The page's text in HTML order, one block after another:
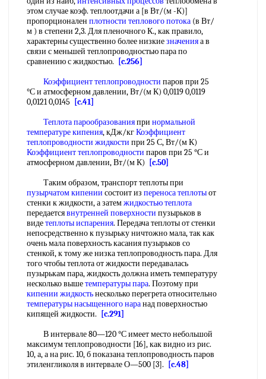
этом случае коэф. теплоотдачи а [в Вт/(м -К)]
пропорционален плотности теплового потока (в Вт/
м ) в степени 2,3. Для пленочного К., как правило,
характерны существенно более низкиезначенияа в
связи с меньшей теплопроводностью пара по
сравнению с жидкостью.
[c.256]
Коэффициент теплопроводности паров при 25
°С и атмосферном давлении, Вт/(м К) 0,0119 0,0119
0,0121 0,0145
[c.41]
Теплота парообразованияпри нормальной
температуре кипения, кДж/кгКоэффициент
теплопроводности жидкости при 25 С, Вт/(м К)
Коэффициент теплопроводности паров при 25 °С и
атмосферном давлении, Вт/(м К)
[c.50]
Таким образом, транспорт теплоты при
пузырчатом кипении состоит из переноса теплотыот
стенки к жидкости, а затемжидкостью теплота
передаетсявнутренней поверхности пузырьков в
видетеплоты испарения. Передача теплоты от стенки
непосредственно к пузырьку ничтожно мала, так как
очень мала поверхность касания пузырьков со
стенкой, к тому же низка теплопроводность пара. Для
того чтобы теплота от жидкости передавалась
пузырькам пара, жидкость должна иметь температуру
несколько вышетемпературы пара. Поэтому при
кипении жидкостьнесколько перегрета относительно
температуры насыщенногонаранад поверхностью
кипящей жидкости.
[c.291]
В интервале 80—120 °С имеет место небольшой
максимум теплопроводности [16], как видно из рис.
10, а, а на рис. 10, б показана теплопроводность паров
этиленгликоля в интервале О—500 [3].
[c.48]